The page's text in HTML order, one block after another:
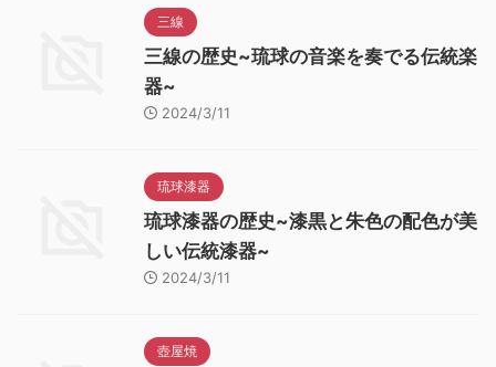
三線
三線の歴史~琉球の音楽を奏でる伝統楽
器~
2024/3/11
琉球漆器
琉球漆器の歴史~漆黒と朱色の配色が美
しい伝統漆器~
2024/3/11
壺屋焼